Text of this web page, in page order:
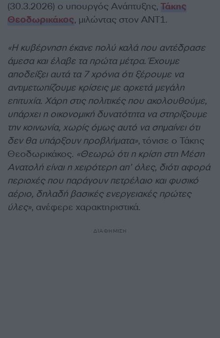
(30.3.2026) ο υπουργός Ανάπτυξης, Τάκης
Θεοδωρικάκος, μιλώντας στον ΑΝΤ1.
«Η κυβέρνηση έκανε πολύ καλά που αντέδρασε
άμεσα και έλαβε τα πρώτα μέτρα. Έχουμε
αποδείξει αυτά τα 7 χρόνια ότι ξέρουμε να
αντιμετωπίζουμε κρίσεις με αρκετά μεγάλη
επιτυχία. Χάρη στις πολιτικές που ακολουθούμε,
υπάρχει η οικονομική δυνατότητα να στηρίξουμε
την κοινωνία, χωρίς όμως αυτό να σημαίνει ότι
δεν θα υπάρξουν προβλήματα», τόνισε ο Τάκης
Θεοδωρικάκος. «Θεωρώ ότι η κρίση στη Μέση
Ανατολή είναι η χειρότερη απ’ όλες, διότι αφορά
περιοχές που παράγουν πετρέλαιο και φυσικό
αέριο, δηλαδή βασικές ενεργειακές πρώτες
ύλες», ανέφερε χαρακτηριστικά.
ΔΙΑΦΗΜΙΣΗ